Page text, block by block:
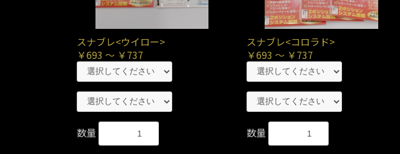
スナブレ<ウイロー>
￥693 ～ ￥737
数量
スナブレ<コロラド>
￥693 ～ ￥737
数量